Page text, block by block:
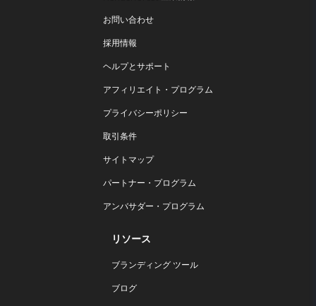
お問い合わせ
採用情報
ヘルプとサポート
アフィリエイト・プログラム
プライバシーポリシー
取引条件
サイトマップ
パートナー・プログラム
アンバサダー・プログラム
リソース
ブランディング ツール
ブログ